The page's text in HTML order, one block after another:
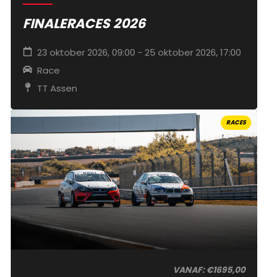
FINALERACES 2026
23 oktober 2026, 09:00 - 25 oktober 2026, 17:00
Race
TT Assen
RACES
VANAF: €1695,00